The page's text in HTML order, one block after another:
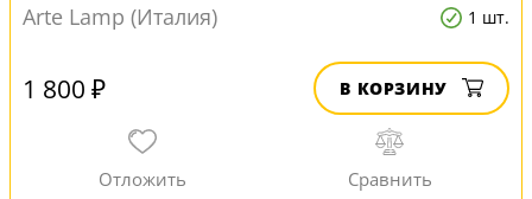
Arte Lamp (Италия) 1 шт.
1 800 ₽ В КОРЗИНУ